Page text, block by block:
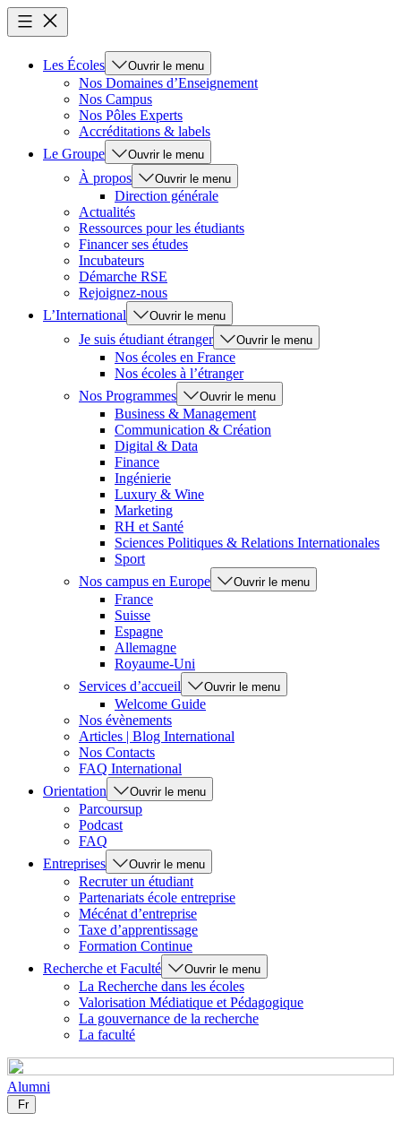
Les Écoles Ouvrir le menu
Nos Domaines d’Enseignement
Nos Campus
Nos Pôles Experts
Accréditations & labels
Le Groupe
Ouvrir le menu
À propos Ouvrir le menu
Direction générale
Actualités
Ressources pour les étudiants
Financer ses études
Incubateurs
Démarche RSE
Rejoignez-nous
L’International
Ouvrir le menu
Je suis étudiant étranger Ouvrir le menu
Nos écoles en France
Nos écoles à l’étranger
Nos Programmes
Ouvrir le menu
Business & Management
Communication & Création
Digital & Data
Finance
Ingénierie
Luxury & Wine
Marketing
RH et Santé
Sciences Politiques & Relations Internationales
Sport
Nos campus en Europe
Ouvrir le menu
France
Suisse
Espagne
Allemagne
Royaume-Uni
Services d’accueil
Ouvrir le menu
Welcome Guide
Nos évènements
Articles | Blog International
Nos Contacts
FAQ International
Orientation
Ouvrir le menu
Parcoursup
Podcast
FAQ
Entreprises
Ouvrir le menu
Recruter un étudiant
Partenariats école entreprise
Mécénat d’entreprise
Taxe d’apprentissage
Formation Continue
Recherche et Faculté
Ouvrir le menu
La Recherche dans les écoles
Valorisation Médiatique et Pédagogique
La gouvernance de la recherche
La faculté
Alumni
Fr